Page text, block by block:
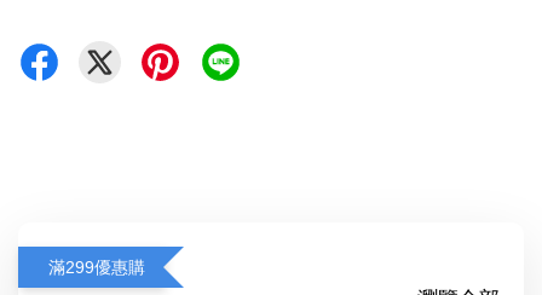
滿299優惠購